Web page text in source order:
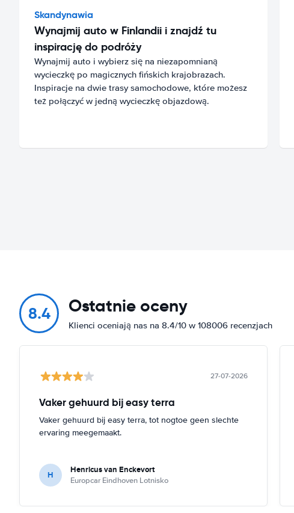
Skandynawia
Wynajmij auto w Finlandii i znajdź tu
inspirację do podróży
Wynajmij auto i wybierz się na niezapomnianą
wycieczkę po magicznych fińskich krajobrazach.
Inspiracje na dwie trasy samochodowe, które możesz
też połączyć w jedną wycieczkę objazdową.
8.4 Ostatnie oceny
Klienci oceniają nas na 8.4/10 w 108006 recenzjach
27-07-2026
Vaker gehuurd bij easy terra
Vaker gehuurd bij easy terra, tot nogtoe geen slechte
ervaring meegemaakt.
H Henricus van Enckevort
Europcar Eindhoven Lotnisko